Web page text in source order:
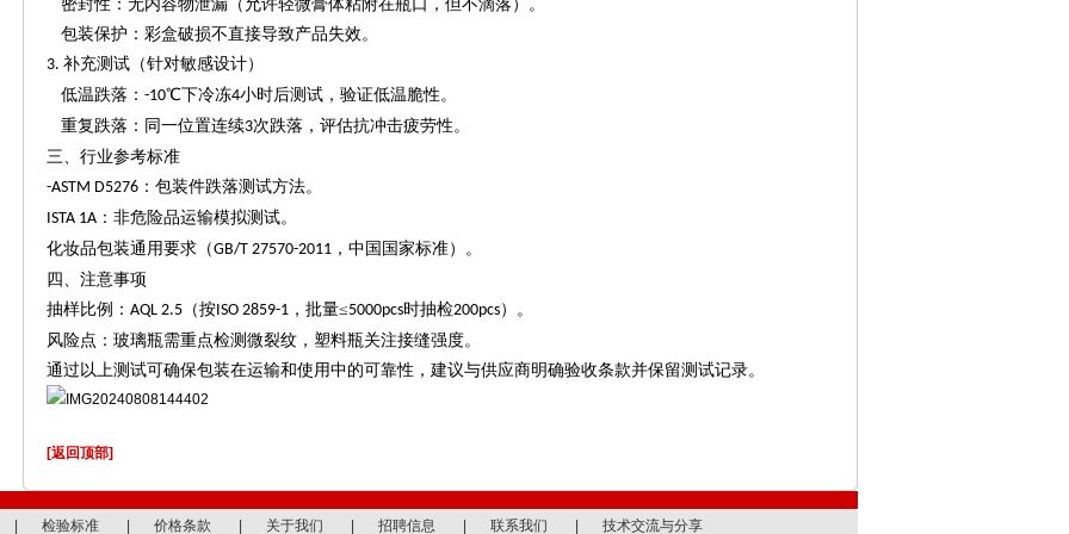
密封性：无内容物泄漏（允许轻微膏体粘附在瓶口，但不滴落）。
包装保护：彩盒破损不直接导致产品失效。
3. 补充测试（针对敏感设计）
低温跌落： -10℃下冷冻4小时后测试，验证低温脆性。
重复跌落：同一位置连续3次跌落，评估抗冲击疲劳性。
三、行业参考标准
-ASTM D5276 ：包装件跌落测试方法。
ISTA 1A ：非危险品运输模拟测试。
化妆品包装通用要求（GB/T 27570-2011 ，中国国家标准）。
四、注意事项
抽样比例： AQL 2.5 （按ISO 2859-1 ，批量≤5000pcs时抽检200pcs）。
风险点：玻璃瓶需重点检测微裂纹，塑料瓶关注接缝强度。
通过以上测试可确保包装在运输和使用中的可靠性，建议与供应商明确验收条款并保留测试记录。
[返回顶部]
检验标准 价格条款 关于我们 招聘信息 联系我们 技术交流与分享